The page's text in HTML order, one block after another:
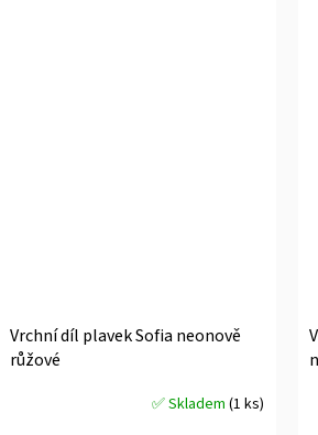
Vrchní díl plavek Sofia neonově
růžové
✅ Skladem(1 ks)